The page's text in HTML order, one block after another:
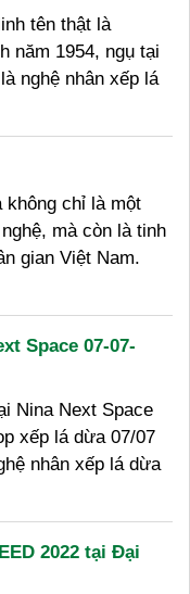
tên thật là
năm 1954, ngụ tại
nghệ nhân xếp lá
không chỉ là một
mà còn là tinh
gian Việt Nam.
Space 07-07-
Nina Next Space
xếp lá dừa 07/07
nhân xếp lá dừa
2022 tại Đại